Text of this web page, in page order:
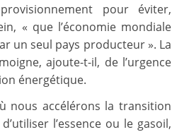
pour éviter,
« que l’économie mondiale
un seul pays producteur ». La
ajoute-t-il, de l’urgence
énergétique.
nous accélérons la transition
l’essence ou le gasoil,